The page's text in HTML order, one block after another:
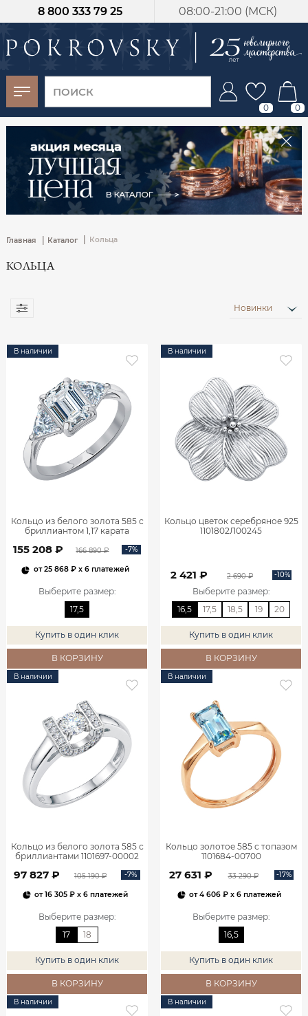
08:00-21:00 (МСК)
8 800 333 79 25
0 0
Главная | Каталог Кольца
КОЛЬЦА
Новинки
В наличии
Кольцо из белого золота 585 с
бриллиантом 1,17 карата
155 208 ₽ 166 890 ₽ -7%
от25 868 ₽x 6 платежей
Выберите размер:
17,5
Купить в один клик
В КОРЗИНУ
В наличии
Кольцо цветок серебряное 925
1101802Л00245
2 421 ₽ 2 690 ₽ -10%
Выберите размер:
16,5
17,5 18,5 19 20
Купить в один клик
В КОРЗИНУ
В наличии
Кольцо из белого золота 585 с
бриллиантами 1101697-00002
97 827 ₽ 105 190 ₽ -7%
от16 305 ₽ x 6 платежей
Выберите размер:
17
18
Купить в один клик
В КОРЗИНУ
В наличии
Кольцо золотое 585 с топазом
1101684-00700
27 631 ₽ 33 290 ₽ -17%
от4 606 ₽ x 6 платежей
Выберите размер:
16,5
Купить в один клик
В КОРЗИНУ
В наличии В наличии
-30%
от 15 дней с
момента оплаты